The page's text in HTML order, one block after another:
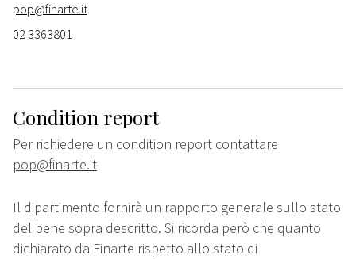
pop@finarte.it
02 3363801
Condition report
Per richiedere un condition report contattare
pop@finarte.it
Il dipartimento fornirà un rapporto generale sullo stato
del bene sopra descritto. Si ricorda però che quanto
dichiarato da Finarte rispetto allo stato di